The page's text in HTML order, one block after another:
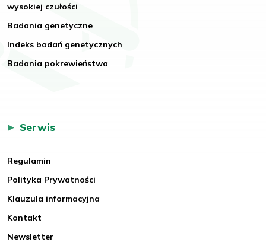
wysokiej czułości
Badania genetyczne
Indeks badań genetycznych
Badania pokrewieństwa
Serwis
Regulamin
Polityka Prywatności
Klauzula informacyjna
Kontakt
Newsletter